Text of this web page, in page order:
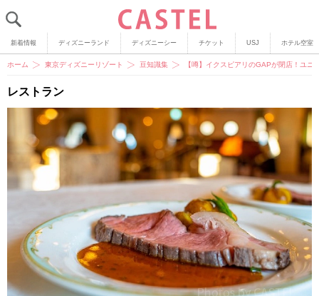
新着情報 ディズニーランド ディズニーシー チケット USJ ホテル空室
ホーム 東京ディズニーリゾート 豆知識集 【噂】イクスピアリのGAPが閉店！ユ
レストラン